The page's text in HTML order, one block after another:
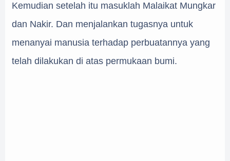
Kemudian setelah itu masuklah Malaikat Mungkar
dan Nakir. Dan menjalankan tugasnya untuk
menanyai manusia terhadap perbuatannya yang
telah dilakukan di atas permukaan bumi.